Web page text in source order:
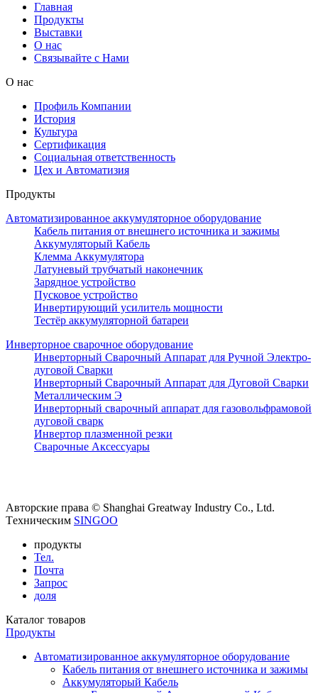
Главная
Продукты
Выставки
О нас
Связывайте с Нами
О нас
Профиль Компании
История
Культура
Сертификация
Социальная ответственность
Цех и Автоматизия
Продукты
Автоматизированное аккумуляторное оборудование
Кабель питания от внешнего источника и зажимы
Аккумуляторый Кабель
Клемма Аккумулятора
Латуневый трубчатый наконечник
Зарядное устройство
Пусковое устройство
Инвертирующий усилитель мощности
Тестёр аккумуляторной батареи
Инверторное сварочное оборудование
Инверторный Сварочный Аппарат для Ручной Электро-
дуговой Сварки
Инверторный Сварочный Аппарат для Дуговой Сварки
Металлическим Э
Инверторный сварочный аппарат для газовольфрамовой
дуговой сварк
Инвертор плазменной резки
Сварочные Аксессуары
Авторские права © Shanghai Greatway Industry Co., Ltd.
Tехническим SINGOO
продукты
Тел.
Почта
Запрос
доля
Каталог товаров
Продукты
Автоматизированное аккумуляторное оборудование
Кабель питания от внешнего источника и зажимы
Аккумуляторый Кабель